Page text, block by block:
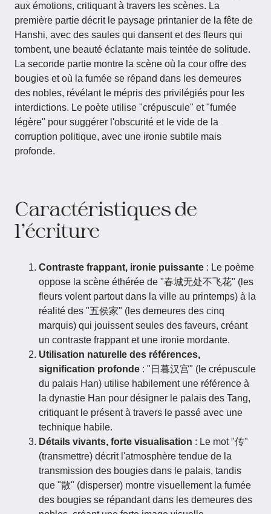
aux émotions, critiquant à travers les scènes. La
première partie décrit le paysage printanier de la fête de
Hanshi, avec des saules qui dansent et des fleurs qui
tombent, une beauté éclatante mais teintée de solitude.
La seconde partie montre la scène où la cour offre des
bougies et où la fumée se répand dans les demeures
des nobles, révélant le mépris des privilégiés pour les
interdictions. Le poète utilise "crépuscule" et "fumée
légère" pour suggérer l'obscurité et le vide de la
corruption politique, avec une ironie subtile mais
profonde.
Caractéristiques de
l'écriture
Contraste frappant, ironie puissante : Le poème
oppose la scène éthérée de "春城无处不飞花" (les
fleurs volent partout dans la ville au printemps) à la
réalité des "五侯家" (les demeures des cinq
marquis) qui jouissent seules des faveurs, créant
un contraste frappant et une ironie mordante.
Utilisation naturelle des références,
signification profonde : "日暮汉宫" (le crépuscule
du palais Han) utilise habilement une référence à
la dynastie Han pour désigner le palais des Tang,
critiquant le présent à travers le passé avec une
technique habile.
Détails vivants, forte visualisation : Le mot "传"
(transmettre) décrit l'atmosphère tendue de la
transmission des bougies dans le palais, tandis
que "散" (disperser) montre visuellement la fumée
des bougies se répandant dans les demeures des